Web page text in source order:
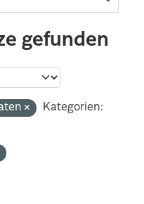
gefunden
Kategorien: